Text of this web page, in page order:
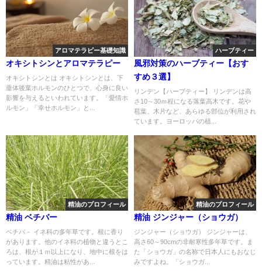
アロマテラピー基礎知識
オキシトシンとアロマテラピー
オキシトシンとは オキシトシンとは、下
垂体後葉ホルモンのひとつで、心身に良い
影響を与えるといわれています。「愛情ホ
ルモン」「幸せホルモン」と...
ハーブティー
風邪対策のハーブティー【おす
すめ３選】
リンデン【ハーブティー】 リンデンは高
さ10～30ｍ程になる落葉高木です。花や
苞葉、木片など、あらゆる部位が利用され
ています。ヨーロッパの植...
精油のプロフィール
精油 ベチバー
ベチバ－ イネ科の多年草です。根に香り
があります。他のイネ科の植物と違うとこ
ろは、根が１ｍ以上になり、地中に根をは
っています。精油は粘性があ...
精油のプロフィール
精油 ジンジャー（ショウガ）
ジンジャー（ショウガ） ジンジャーは、
高さ60～90cmの非耐寒性多年草です。ま
た「ショウガ」の名称で日本人にもおなじ
みですよね。「ショウガ...